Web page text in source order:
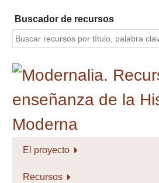
contenido
principal
Buscador de recursos
El proyecto
Recursos